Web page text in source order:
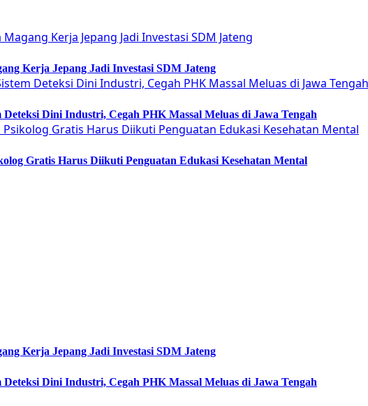
Kerja Jepang Jadi Investasi SDM Jateng
Dini Industri, Cegah PHK Massal Meluas di Jawa Tengah
Gratis Harus Diikuti Penguatan Edukasi Kesehatan Mental
Kerja Jepang Jadi Investasi SDM Jateng
Dini Industri, Cegah PHK Massal Meluas di Jawa Tengah